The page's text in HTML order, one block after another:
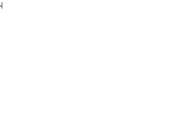
அரசாங்கத்தின் இலக்கு